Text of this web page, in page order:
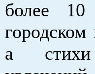
более
а стихи